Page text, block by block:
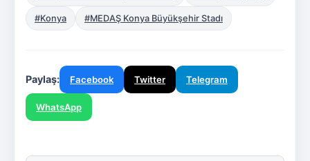
#Konya #MEDAŞ Konya Büyükşehir Stadı
Paylaş: Facebook Twitter Telegram
WhatsApp